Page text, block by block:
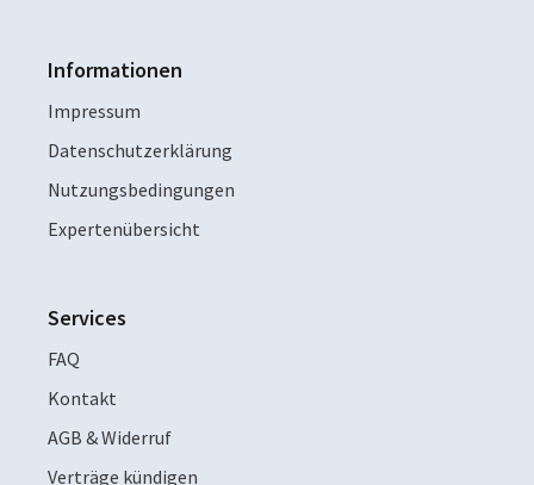
Informationen
Impressum
Datenschutzerklärung
Nutzungsbedingungen
Expertenübersicht
Services
FAQ
Kontakt
AGB & Widerruf
Verträge kündigen